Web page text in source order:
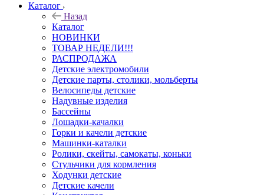
Каталог
Назад
Каталог
НОВИНКИ
ТОВАР НЕДЕЛИ!!!
РАСПРОДАЖА
Детские электромобили
Детские парты, столики, мольберты
Велосипеды детские
Надувные изделия
Бассейны
Лошадки-качалки
Горки и качели детские
Машинки-каталки
Ролики, скейты, самокаты, коньки
Стульчики для кормления
Ходунки детские
Детские качели